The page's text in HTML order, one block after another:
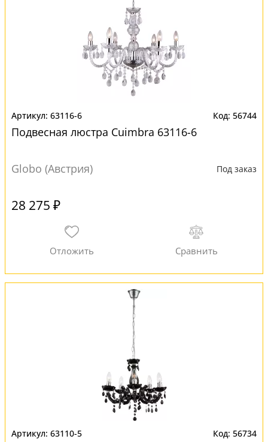
63116-6 56744
Подвесная люстра Cuimbra 63116-6
Globo (Австрия) Под заказ
28 275 ₽
63110-5 56734